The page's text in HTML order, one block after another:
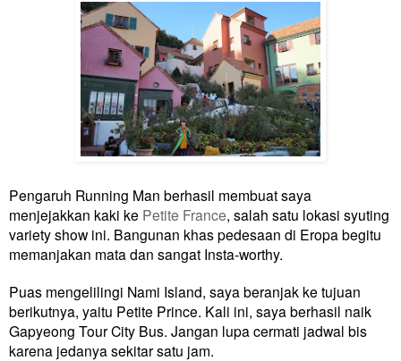
Pengaruh Running Man berhasil membuat saya
menjejakkan kaki ke Petite France, salah satu lokasi syuting
variety show ini. Bangunan khas pedesaan di Eropa begitu
memanjakan mata dan sangat Insta-worthy.
Puas mengelilingi Nami Island, saya beranjak ke tujuan
berikutnya, yaitu Petite Prince. Kali ini, saya berhasil naik
Gapyeong Tour City Bus. Jangan lupa cermati jadwal bis
karena jedanya sekitar satu jam.